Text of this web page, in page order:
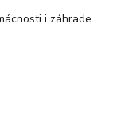
i záhrade.